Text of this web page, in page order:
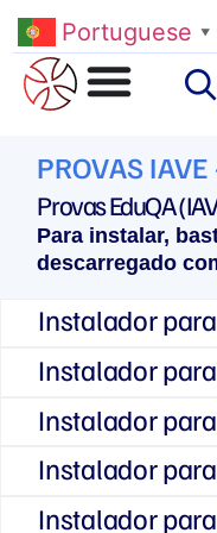
Portuguese ▼
PROVAS
Provas EduQA
Para instalar,
descarregado
Instalador
Instalador
Instalador
Instalador
Instalador